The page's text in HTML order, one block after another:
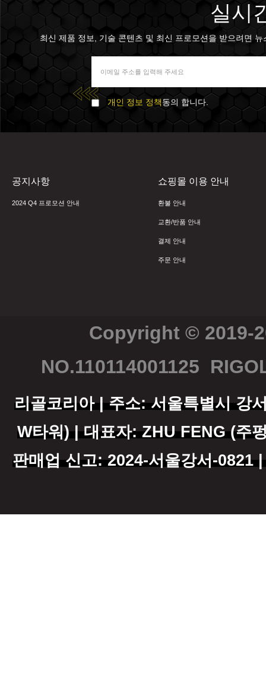
실시
최신 제품 정보, 기술 콘텐츠 및 최신 프로모션을 받으려면
개인 정보 정책동의 합니다.
공지사항
2024 Q4 프로모션 안내
쇼핑몰 이용 안내
환불 안내
교환/반품 안내
결제 안내
주문 안내
Copyright © 2019-
NO.110114001125
리골코리아 | 주소: 서울특별시 강
W타워) | 대표자: ZHU FENG (주
판매업 신고: 2024-서울강서-0821